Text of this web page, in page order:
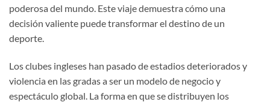
poderosa del mundo. Este viaje demuestra cómo una
decisión valiente puede transformar el destino de un
deporte.
Los clubes ingleses han pasado de estadios deteriorados y
violencia en las gradas a ser un modelo de negocio y
espectáculo global. La forma en que se distribuyen los